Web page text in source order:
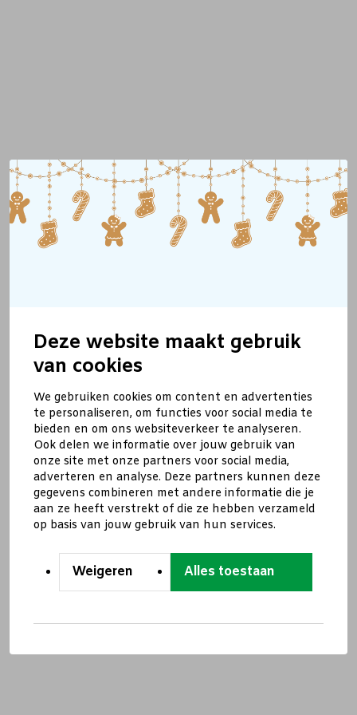
Deze website maakt gebruik
van cookies
We gebruiken cookies om content en advertenties
te personaliseren, om functies voor social media te
bieden en om ons websiteverkeer te analyseren.
Ook delen we informatie over jouw gebruik van
onze site met onze partners voor social media,
adverteren en analyse. Deze partners kunnen deze
gegevens combineren met andere informatie die je
aan ze heeft verstrekt of die ze hebben verzameld
op basis van jouw gebruik van hun services.
Weigeren Alles toestaan